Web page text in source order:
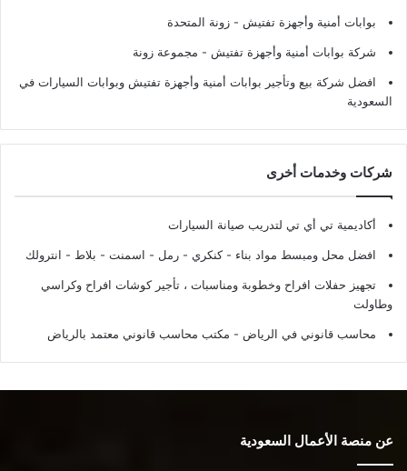
بوابات أمنية وأجهزة تفتيش - زونة المتحدة
شركة بوابات أمنية وأجهزة تفتيش - مجموعة زونة
افضل شركة بيع وتأجير بوابات أمنية وأجهزة تفتيش وبوابات السيارات في
السعودية
شركات وخدمات أخرى
أكاديمية تي أي تي لتدريب صيانة السيارات
افضل محل ومبسط مواد بناء - كنكري - رمل - اسمنت - بلاط - انترولك
تجهيز حفلات افراح وخطوبة ومناسبات ، تأجير كوشات افراح وكراسي
وطاولت
محاسب قانوني في الرياض - مكتب محاسب قانوني معتمد بالرياض
عن منصة الأعمال السعودية